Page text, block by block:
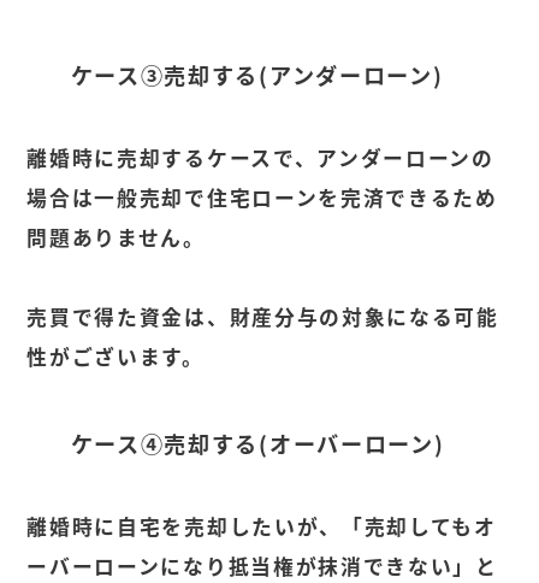
ケース③売却する(アンダーローン)
離婚時に売却するケースで、アンダーローンの
場合は一般売却で住宅ローンを完済できるため
問題ありません。
売買で得た資金は、財産分与の対象になる可能
性がございます。
ケース④売却する(オーバーローン)
離婚時に自宅を売却したいが、「売却してもオ
ーバーローンになり抵当権が抹消できない」と